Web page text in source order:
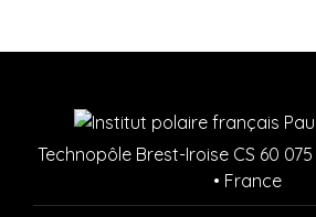
Technopôle Brest-Iroise CS 60
• France